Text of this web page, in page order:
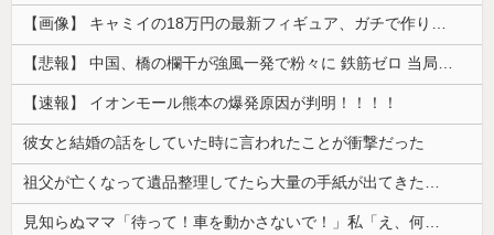
【速報】 イオンモール熊本の爆発原因が判明！！！！
彼女と結婚の話をしていた時に言われたことが衝撃だった